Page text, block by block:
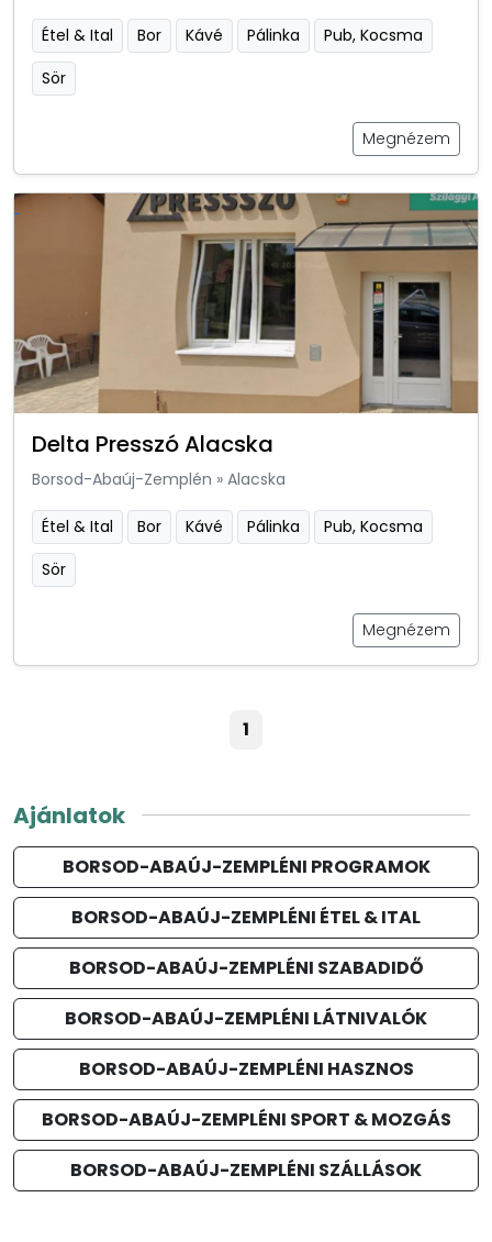
Étel & Ital Bor Kávé Pálinka
Pub, Kocsma
Sör
Megnézem
Delta Presszó Alacska
Borsod-Abaúj-Zemplén » Alacska
Étel & Ital Bor Kávé Pálinka
Pub, Kocsma
Sör
Megnézem
1
Ajánlatok
BORSOD-ABAÚJ-ZEMPLÉNI PROGRAMOK
BORSOD-ABAÚJ-ZEMPLÉNI ÉTEL & ITAL
BORSOD-ABAÚJ-ZEMPLÉNI SZABADIDŐ
BORSOD-ABAÚJ-ZEMPLÉNI LÁTNIVALÓK
BORSOD-ABAÚJ-ZEMPLÉNI HASZNOS
BORSOD-ABAÚJ-ZEMPLÉNI SPORT & MOZGÁS
BORSOD-ABAÚJ-ZEMPLÉNI SZÁLLÁSOK